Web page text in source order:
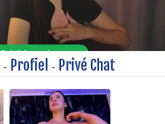
- Profiel - Privé Chat